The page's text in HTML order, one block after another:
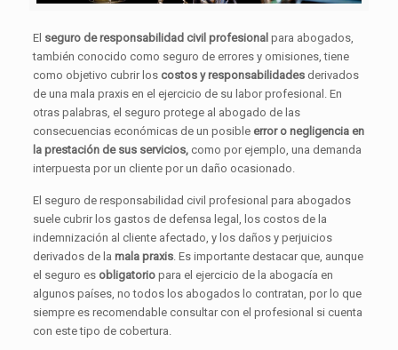
El seguro de responsabilidad civil profesionalpara abogados,
también conocido como seguro de errores y omisiones, tiene
como objetivo cubrir los costos y responsabilidadesderivados
de una mala praxis en el ejercicio de su labor profesional. En
otras palabras, el seguro protege al abogado de las
consecuencias económicas de un posible error o negligencia en
la prestación de sus servicios,como por ejemplo, una demanda
interpuesta por un cliente por un daño ocasionado.
El seguro de responsabilidad civil profesional para abogados
suele cubrir los gastos de defensa legal, los costos de la
indemnización al cliente afectado, y los daños y perjuicios
derivados de la mala praxis. Es importante destacar que, aunque
el seguro es obligatoriopara el ejercicio de la abogacía en
algunos países, no todos los abogados lo contratan, por lo que
siempre es recomendable consultar con el profesional si cuenta
con este tipo de cobertura.